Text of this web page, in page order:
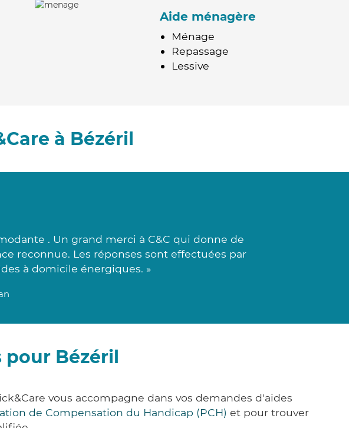
Aide ménagère
Ménage
Repassage
Lessive
à Bézéril
. Un grand merci à C&C qui donne de
reconnue. Les réponses sont effectuées par
à domicile énergiques. »
Bézéril
vous accompagne dans vos demandes d'aides
de Compensation du Handicap (PCH) et pour trouver